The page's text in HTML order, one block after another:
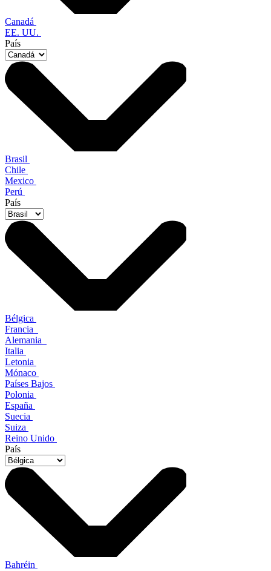
Canadá
EE. UU.
País
Brasil
Chile
Mexico
Perú
País
Bélgica
Francia
Alemania
Italia
Letonia
Mónaco
Países Bajos
Polonia
España
Suecia
Suiza
Reino Unido
País
Bahréin